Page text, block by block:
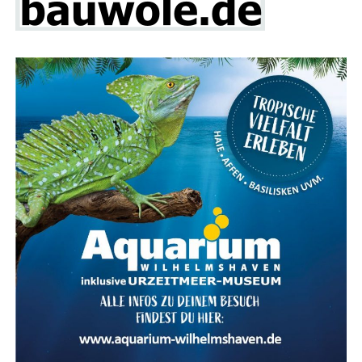
Fokus auf Pho­to­vol­ta­ik und Solaranlagen
Ein beson­de­rer Schwer­punkt der Bau­mes­se Lin­gen liegt
auf alter­na­ti­ven Ener­gie­quel­len, ins­be­son­de­re Pho­to­
vol­ta­ik und Solar­an­la­gen. Über ein Dut­zend Aus­stel­ler
prä­sen­tie­ren ihre inno­va­ti­ven Lösun­gen für die Strom­
erzeu­gung und Heiz­sys­te­me mit Son­nen­en­er­gie. Ergän­
zend dazu gibt es Anbie­ter von Wär­me­pum­pen, Dämm­
ma­te­ria­li­en und Bera­tungs­diens­te für ener­ge­ti­sche
Sanierungen.
Das The­ma spie­gelt sich auch im kos­ten­frei­en Vor­trags­
pro­gramm wider, das an allen drei Mes­se­ta­gen statt­fin­
det. Exper­ten infor­mie­ren in ver­schie­de­nen Vor­trä­gen
über aktu­el­le The­men wie „Pho­to­vol­ta­ik­an­la­gen – Wel­
ches Sys­tem passt zu mei­nem Haus“, „Pho­to­vol­ta­ik –
Indi­vi­du­el­le Ener­gie­kon­zep­te mit Spei­cher und Lade­sta­
ti­on“ sowie „Ener­ge­tisch sanie­ren – aber wie? Der indi­vi­